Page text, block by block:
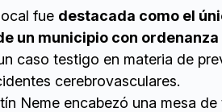
fue destacada como el
un municipio con ordenanza
caso testigo en materia de
cerebrovasculares.
Neme encabezó una mesa